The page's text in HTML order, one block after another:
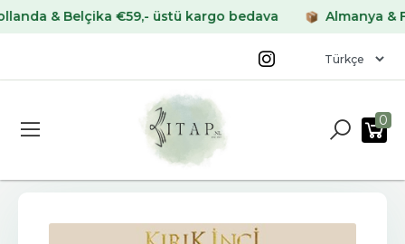
& Belçika €59,- üstü kargo bedava Almanya &
0